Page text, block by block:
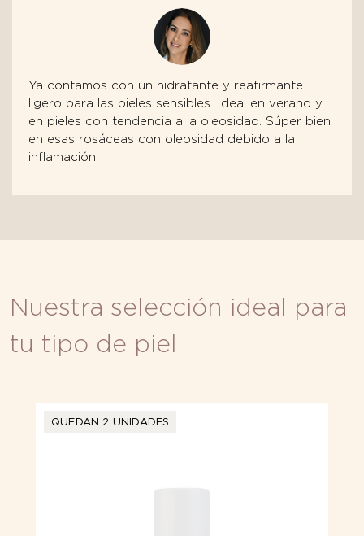
Ya contamos con un hidratante y reafirmante
ligero para las pieles sensibles. Ideal en verano y
en pieles con tendencia a la oleosidad. Súper bien
en esas rosáceas con oleosidad debido a la
inflamación.
Nuestra selección ideal para
tu tipo de piel
QUEDAN 2 UNIDADES
QUEDAN 3 UNIDADES
MÁS VENDIDO
QUEDAN 3 UNIDADES
QUEDAN 3 UNIDADES
QUEDAN 3 UNIDADES